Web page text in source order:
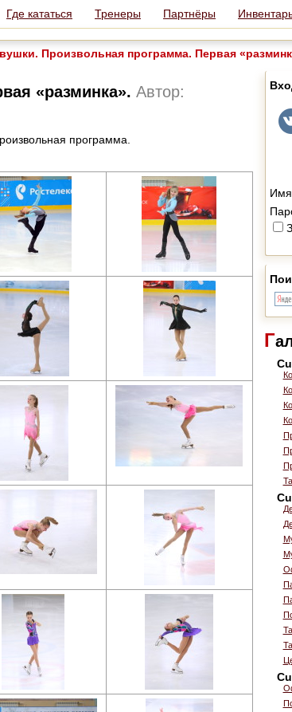
Где кататься Тренеры Партнёры
Произвольная программа. Первая
«разминка». Автор:
программа.
Имя
Г